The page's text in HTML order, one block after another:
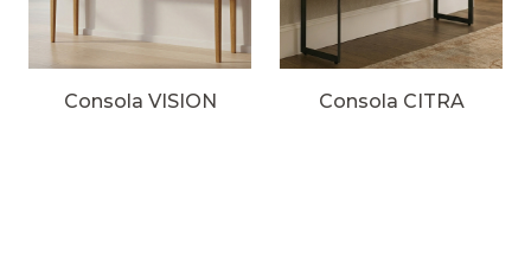
Consola VISION Consola CITRA